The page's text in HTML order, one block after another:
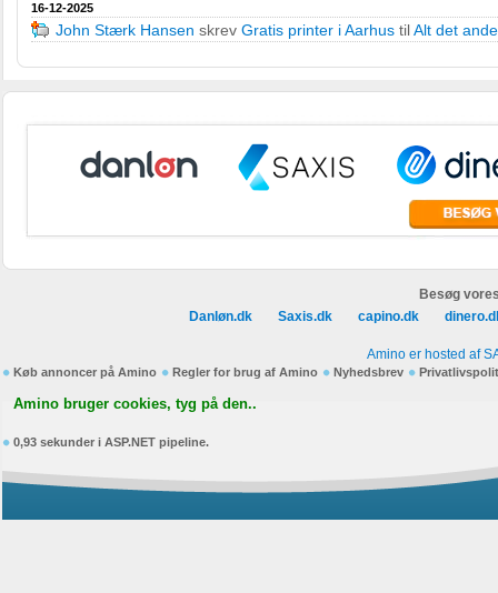
16-12-2025
John Stærk Hansen skrev Gratis printer i Aarhus tilAlt det
Besøg
Danløn.dk
Saxis.dk capino.dk
Amino er hosted af
Køb annoncer på Amino Regler for brug af Amino Nyhedsbrev
Amino bruger cookies, tyg på den..
0,93 sekunder i ASP.NET pipeline.